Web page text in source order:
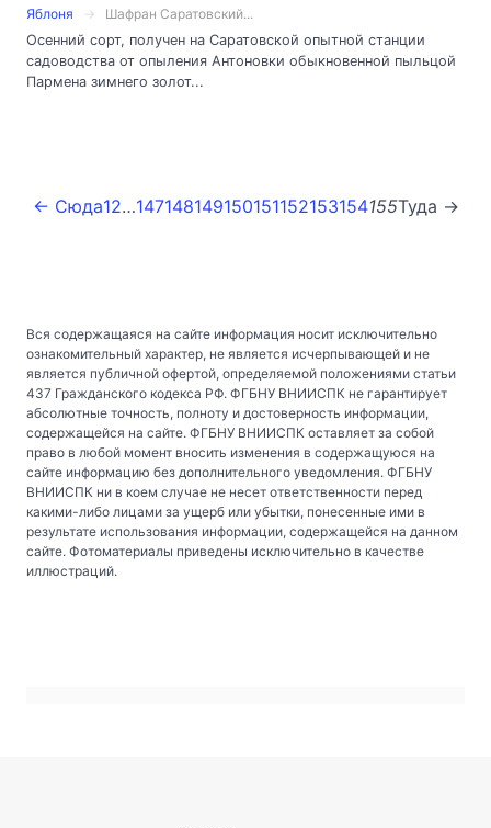
Яблоня
Шафран Саратовский...
Осенний сорт, получен на Саратовской опытной станции
садоводства от опыления Антоновки обыкновенной пыльцой
Пармена зимнего золот...
← Сюда12…147148149150151152153154155Туда →
Вся содержащаяся на сайте информация носит исключительно
ознакомительный характер, не является исчерпывающей и не
является публичной офертой, определяемой положениями статьи
437 Гражданского кодекса РФ. ФГБНУ ВНИИСПК не гарантирует
абсолютные точность, полноту и достоверность информации,
содержащейся на сайте. ФГБНУ ВНИИСПК оставляет за собой
право в любой момент вносить изменения в содержащуюся на
сайте информацию без дополнительного уведомления. ФГБНУ
ВНИИСПК ни в коем случае не несет ответственности перед
какими-либо лицами за ущерб или убытки, понесенные ими в
результате использования информации, содержащейся на данном
сайте. Фотоматериалы приведены исключительно в качестве
иллюстраций.